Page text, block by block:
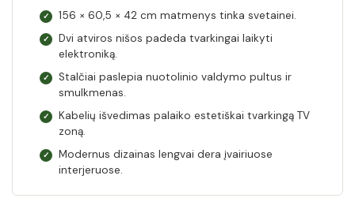
✓ 156 × 60,5 × 42 cm matmenys tinka svetainei.
✓
Dvi atviros nišos padeda tvarkingai laikyti
elektroniką.
✓
Stalčiai paslepia nuotolinio valdymo pultus ir
smulkmenas.
✓
Kabelių išvedimas palaiko estetiškai tvarkingą TV
zoną.
✓
Modernus dizainas lengvai dera įvairiuose
interjeruose.